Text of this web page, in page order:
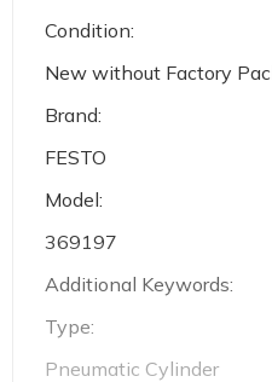
Condition:
New without Factory
Brand:
FESTO
Model:
369197
Additional Keywords:
Type:
Pneumatic Cylinder